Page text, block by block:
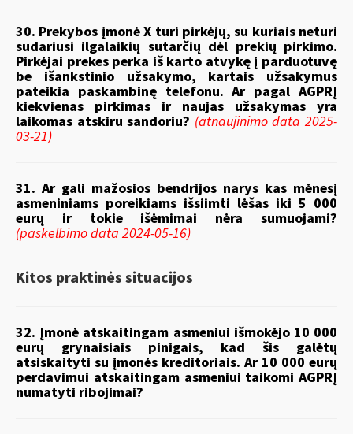
30. Prekybos įmonė X turi pirkėjų, su kuriais neturi
sudariusi ilgalaikių sutarčių dėl prekių pirkimo.
Pirkėjai prekes perka iš karto atvykę į parduotuvę
be išankstinio užsakymo, kartais užsakymus
pateikia paskambinę telefonu. Ar pagal AGPRĮ
kiekvienas pirkimas ir naujas užsakymas yra
laikomas atskiru sandoriu? (atnaujinimo data 2025-
03-21)
31. Ar gali mažosios bendrijos narys kas mėnesį
asmeniniams poreikiams išsiimti lėšas iki 5 000
eurų ir tokie išėmimai nėra sumuojami?
(paskelbimo data 2024-05-16)
Kitos praktinės situacijos
32. Įmonė atskaitingam asmeniui išmokėjo 10 000
eurų grynaisiais pinigais, kad šis galėtų
atsiskaityti su įmonės kreditoriais. Ar 10 000 eurų
perdavimui atskaitingam asmeniui taikomi AGPRĮ
numatyti ribojimai?